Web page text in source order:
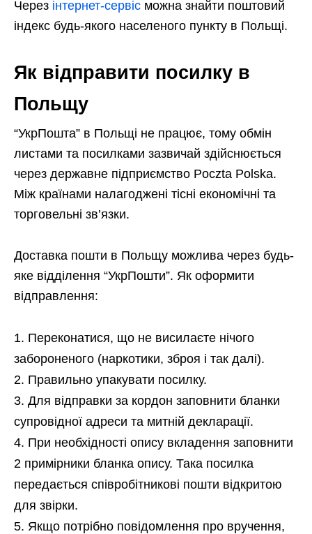
Через інтернет-сервіс можна знайти поштовий
індекс будь-якого населеного пункту в Польщі.
Як відправити посилку в
Польщу
“УкрПошта” в Польщі не працює, тому обмін
листами та посилками зазвичай здійснюється
через державне підприємство Poczta Polska.
Між країнами налагоджені тісні економічні та
торговельні зв’язки.
Доставка пошти в Польщу можлива через будь-
яке відділення “УкрПошти”. Як оформити
відправлення:
Переконатися, що не висилаєте нічого
забороненого (наркотики, зброя і так далі).
Правильно упакувати посилку.
Для відправки за кордон заповнити бланки
супровідної адреси та митній декларації.
При необхідності опису вкладення заповнити
2 примірники бланка опису. Така посилка
передається співробітникові пошти відкритою
для звірки.
Якщо потрібно повідомлення про вручення,